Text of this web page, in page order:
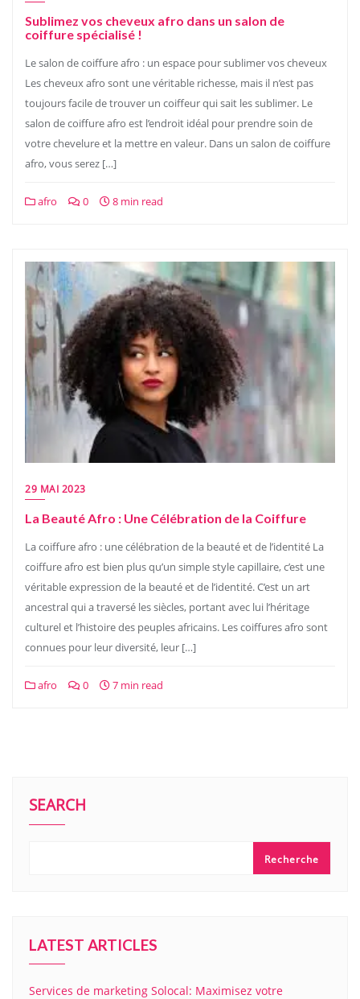
Sublimez vos cheveux afro dans un salon de
coiffure spécialisé !
Le salon de coiffure afro : un espace pour sublimer vos cheveux
Les cheveux afro sont une véritable richesse, mais il n’est pas
toujours facile de trouver un coiffeur qui sait les sublimer. Le
salon de coiffure afro est l’endroit idéal pour prendre soin de
votre chevelure et la mettre en valeur. Dans un salon de coiffure
afro, vous serez […]
afro 0 8 min read
29 MAI 2023
La Beauté Afro : Une Célébration de la Coiffure
La coiffure afro : une célébration de la beauté et de l’identité La
coiffure afro est bien plus qu’un simple style capillaire, c’est une
véritable expression de la beauté et de l’identité. C’est un art
ancestral qui a traversé les siècles, portant avec lui l’héritage
culturel et l’histoire des peuples africains. Les coiffures afro sont
connues pour leur diversité, leur […]
afro 0 7 min read
SEARCH
Recherche
LATEST ARTICLES
Services de marketing Solocal: Maximisez votre